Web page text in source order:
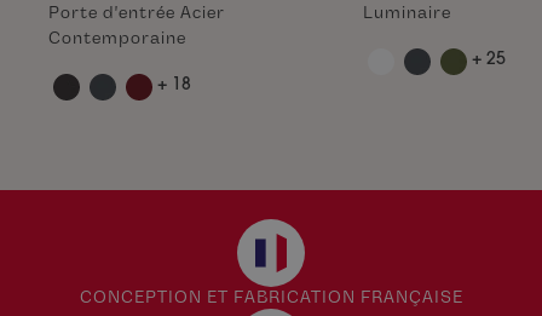
Porte d'entrée Acier
Contemporaine
+ 18
Luminaire
+ 25
CONCEPTION ET FABRICATION FRANÇAISE